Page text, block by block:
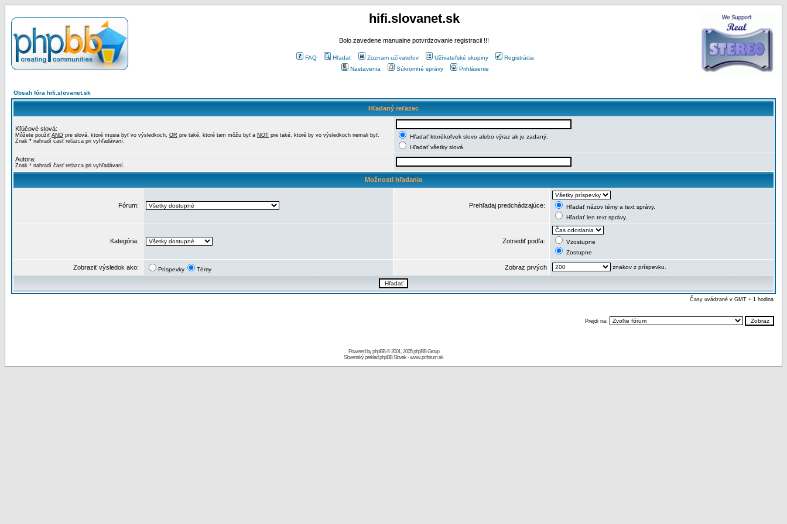
hifi.slovanet.sk
Bolo zavedene manualne potvrdzovanie registracii !!!
FAQ Hľadať Zoznam užívateľov Užívateľské skupiny
Registrácia
Nastavenia
Súkromné správy Prihlásenie
Obsah fóra hifi.slovanet.sk
Hľadaný reťazec
Kľúčové slová:
Môžete použiť AND pre slová, ktoré musia byť vo výsledkoch, OR pre také, ktoré tam môžu byť a NOT pre také, ktoré by vo výsledkoch nemali byť.
Znak * nahradí časť reťazca pri vyhľadávaní.
Hľadať ktorékoľvek slovo alebo výraz ak je zadaný.
Hľadať všetky slová.
Autora:
Znak * nahradí časť reťazca pri vyhľadávaní.
Možnosti hľadania
Fórum: Prehľadaj predchádzajúce:
Hľadať názov témy a text správy.
Hľadať len text správy.
Kategória: Zotriediť podľa:
Vzostupne
Zostupne
Zobraziť výsledok ako: Príspevky Témy Zobraz prvých znakov z príspevku.
Časy uvádzané v GMT + 1 hodina
Prejdi na:
Powered byphpBB© 2001, 2005 phpBB Group
Slovenský preklad phpBB Slovak-www.pcforum.sk